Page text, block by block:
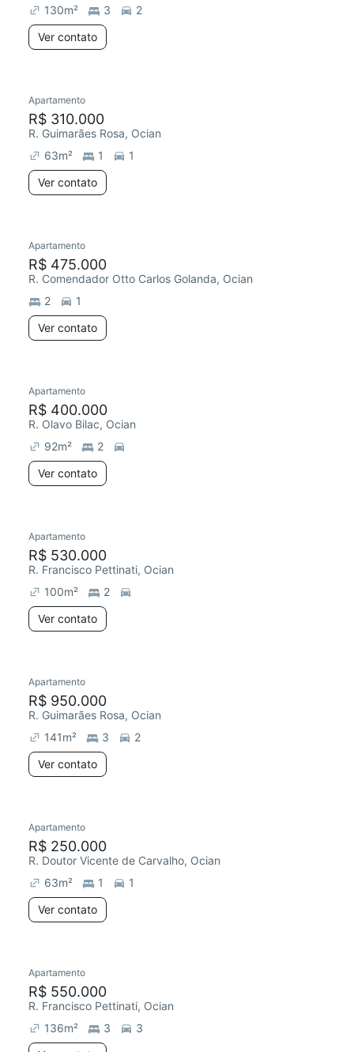
130m² 3
2
Ver contato
Redecorar
Apartamento
R$ 310.000
R. Guimarães Rosa, Ocian
63m² 1
1
Ver contato
Apartamento
R$ 475.000
R. Comendador Otto Carlos Golanda, Ocian
2
1
Ver contato
Redecorar
Apartamento
R$ 400.000
R. Olavo Bilac, Ocian
92m²
2
Ver contato
Apartamento
R$ 530.000
R. Francisco Pettinati, Ocian
100m²
2
Ver contato
Apartamento
R$ 950.000
R. Guimarães Rosa, Ocian
141m² 3
2
Ver contato
Apartamento
R$ 250.000
R. Doutor Vicente de Carvalho, Ocian
63m² 1
1
Ver contato
Apartamento
R$ 550.000
R. Francisco Pettinati, Ocian
136m² 3
3